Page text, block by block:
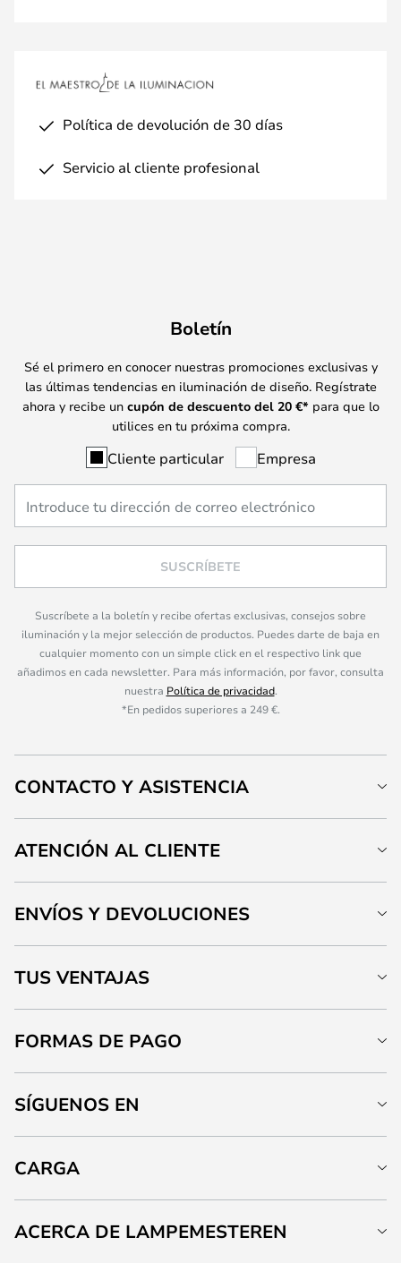
Política de devolución de 30 días
Servicio al cliente profesional
Boletín
Sé el primero en conocer nuestras promociones exclusivas y
las últimas tendencias en iluminación de diseño. Regístrate
ahora y recibe un cupón de descuento del 20 €* para que lo
utilices en tu próxima compra.
Cliente particular Empresa
SUSCRÍBETE
Suscríbete a la boletín y recibe ofertas exclusivas, consejos sobre
iluminación y la mejor selección de productos. Puedes darte de baja en
cualquier momento con un simple click en el respectivo link que
añadimos en cada newsletter. Para más información, por favor, consulta
nuestra Política de privacidad.
*En pedidos superiores a 249 €.
CONTACTO Y ASISTENCIA
ATENCIÓN AL CLIENTE
ENVÍOS Y DEVOLUCIONES
TUS VENTAJAS
FORMAS DE PAGO
SÍGUENOS EN
CARGA
ACERCA DE LAMPEMESTEREN